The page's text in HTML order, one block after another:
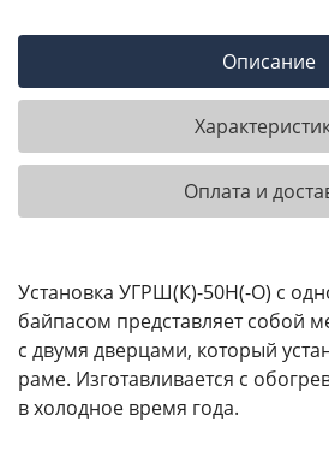
Описание
Оплата и
Установка УГРШ(К)-50Н(-О) с
байпасом представляет собой
с двумя дверцами, который
раме. Изготавливается с
в холодное время года.